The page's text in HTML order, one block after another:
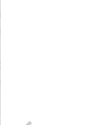
固定符号的值
余弦值
转化为角度
转化为弧度
得距离
的误差函数值